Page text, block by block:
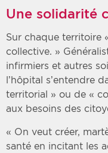
Une solidarité
Sur chaque territoire
collective. »
infirmiers et autres
l’hôpital s’entendre
territorial » ou de «
aux besoins des
« On veut créer,
santé en incitant les